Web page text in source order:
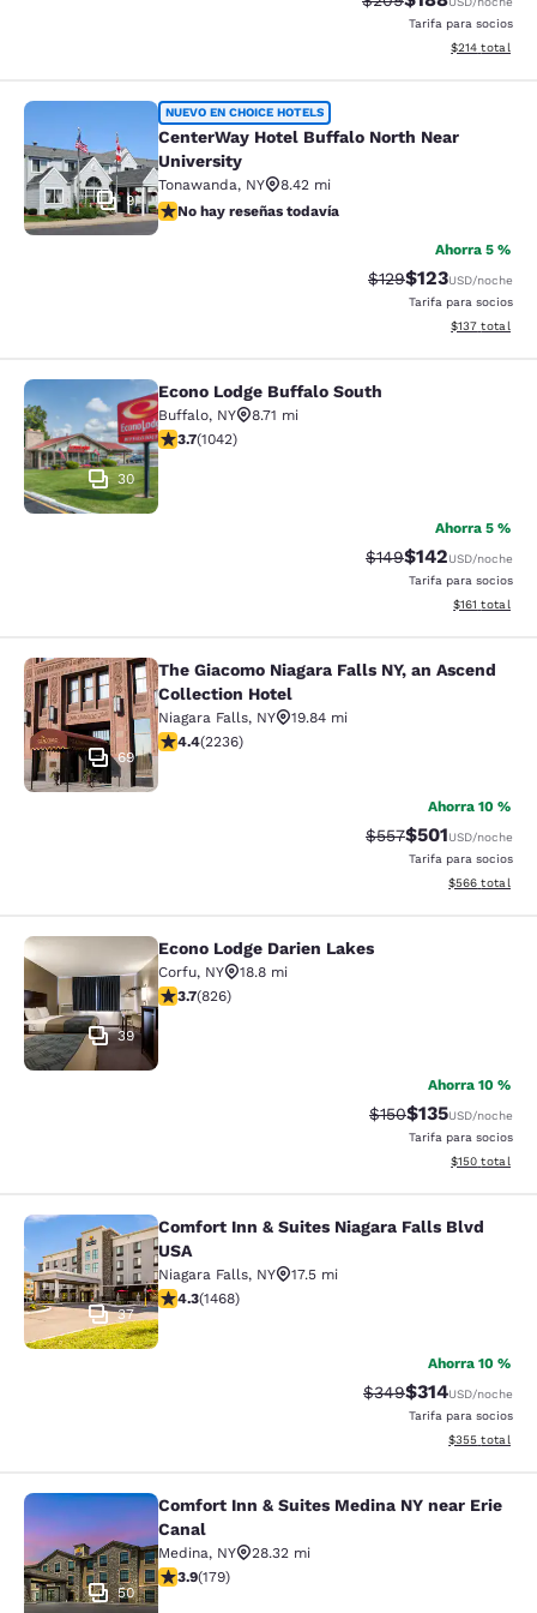
Tarifa para socios
Ver detalles
$214 total
CenterWay Hotel Buffalo North
9
NUEVO EN CHOICE HOTELS
CenterWay Hotel Buffalo North Near
University
Tonawanda, NY
8.42 mi
No hay reseñas todavía
No hay reseñas todavía
Ahorra 5 %
Precio tachado:
$129Precio con
$123USD/noche
Tarifa para socios
Ver detalles
$137 total
Econo Lodge Buffalo South
30
Econo Lodge Buffalo South
Buffalo, NY
8.71 mi
calificación de 3.66 estrellas. Bueno. 1042 reseñas
3.7(1042)
Ahorra 5 %
Precio tachado:
$149Precio con
$142USD/noche
Tarifa para socios
Ver detalles
$161 total
The Giacomo Niagara Falls NY, an
69
The Giacomo Niagara Falls NY, an Ascend
Collection Hotel
Niagara Falls, NY
19.84 mi
calificación de 4.37 estrellas. Excelente. 2236 reseñas
4.4(2236)
Ahorra 10 %
Precio tachado:
$557Precio con
$501USD/noche
Tarifa para socios
Ver detalles
$566 total
Econo Lodge Darien Lakes
39
Econo Lodge Darien Lakes
Corfu, NY
18.8 mi
calificación de 3.69 estrellas. Bueno. 826 reseñas
3.7(826)
Ahorra 10 %
Precio tachado:
$150Precio con
$135USD/noche
Tarifa para socios
Ver detalles
$150 total
Comfort Inn & Suites Niagara Falls
37
Comfort Inn & Suites Niagara Falls Blvd
USA
Niagara Falls, NY
17.5 mi
calificación de 4.35 estrellas. Excelente. 1468 reseñas
4.3(1468)
Ahorra 10 %
Precio tachado:
$349Precio con
$314USD/noche
Tarifa para socios
Ver detalles
$355 total
Comfort Inn & Suites Medina NY
50
Comfort Inn & Suites Medina NY near Erie
Canal
Medina, NY
28.32 mi
calificación de 3.94 estrellas. Bueno. 179 reseñas
3.9(179)